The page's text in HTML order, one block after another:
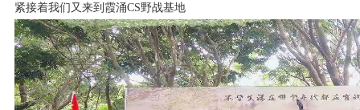
紧接着我们又来到 霞涌CS野战基地